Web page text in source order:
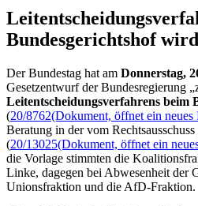
Bundesgerichtshof
Der Bundestag hat am Donnerstag,
Gesetzentwurf der Bundesregierung
Leitentscheidungsverfahrens beim
(20/8762(Dokument, öffnet ein neues
Beratung in der vom Rechtsausschuss
(20/13025(Dokument, öffnet ein
die Vorlage stimmten die
Linke, dagegen bei Abwesenheit der
Unionsfraktion und die AfD-Fraktion.